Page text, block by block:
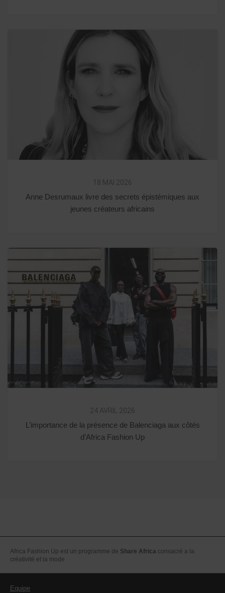
18 MAI 2026
Anne Desrumaux livre des secrets épistémiques aux
jeunes créateurs africains
24 AVRIL 2026
L’importance de la présence de Balenciaga aux côtés
d’Africa Fashion Up
Africa Fashion Up est un programme de Share Africa consacré a la
créativité et la mode
Equipe